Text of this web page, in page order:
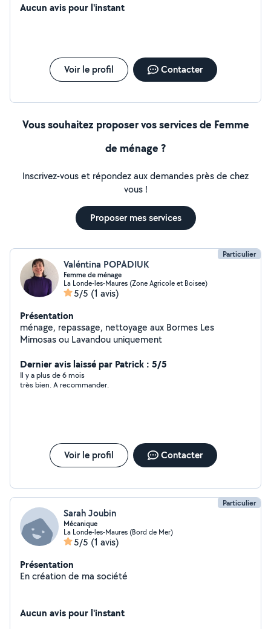
Aucun avis pour l'instant
Voir le profil Contacter
Vous souhaitez proposer vos services de Femme
de ménage ?
Inscrivez-vous et répondez aux demandes près de chez
vous !
Proposer mes services
Particulier
Valéntina POPADIUK
Femme de ménage
La Londe-les-Maures (Zone Agricole et Boisee)
5/5 (1 avis)
Présentation
ménage, repassage, nettoyage aux Bormes Les
Mimosas ou Lavandou uniquement
Dernier avis laissé par Patrick : 5/5
Il y a plus de 6 mois
très bien. A recommander.
Voir le profil Contacter
Particulier
Sarah Joubin
Mécanique
La Londe-les-Maures (Bord de Mer)
5/5 (1 avis)
Présentation
En création de ma société
Aucun avis pour l'instant